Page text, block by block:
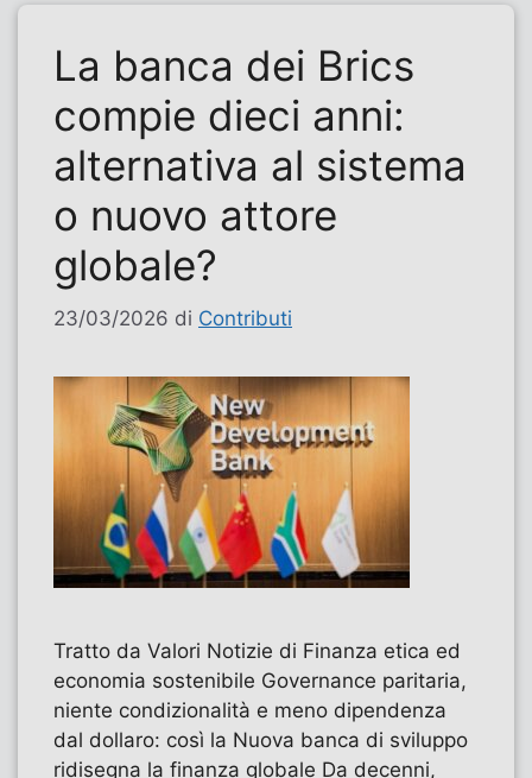
La banca dei Brics
compie dieci anni:
alternativa al sistema
o nuovo attore
globale?
23/03/2026 di Contributi
Tratto da Valori Notizie di Finanza etica ed
economia sostenibile Governance paritaria,
niente condizionalità e meno dipendenza
dal dollaro: così la Nuova banca di sviluppo
ridisegna la finanza globale Da decenni,